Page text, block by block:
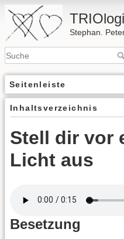
Stephan.
Seitenleiste
Inhaltsverzeichnis
Stell dir vor
Licht aus
Besetzung